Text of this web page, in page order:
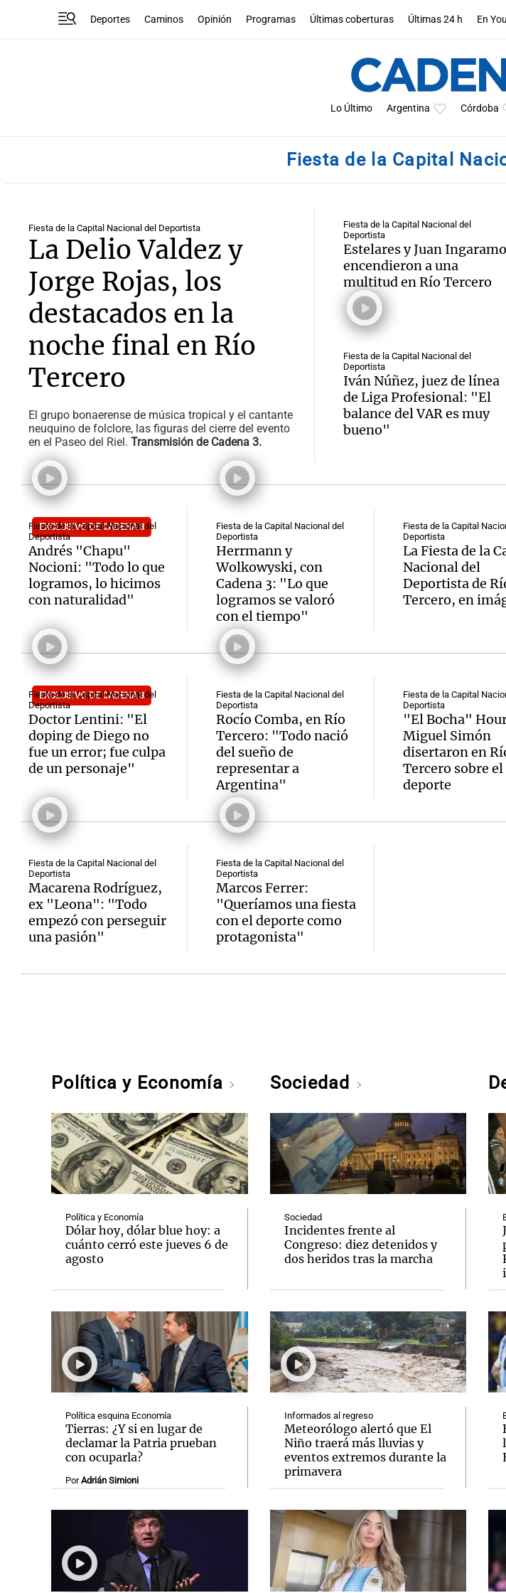
Deportes Caminos Opinión Programas Últimas coberturas Últimas 24 h En
Lo Último Argentina Córdoba
Fiesta de la Capital
Fiesta de la Capital Nacional del Deportista
La Delio Valdez y
Jorge Rojas, los
destacados en la
noche final en Río
Tercero
El grupo bonaerense de música tropical y el cantante
neuquino de folclore, las figuras del cierre del evento
en el Paseo del Riel. Transmisión de Cadena 3.
Fiesta de la Capital Nacional del
Deportista
Estelares y Juan Ingaramo
encendieron a una
multitud en Río Tercero
Fiesta de la Capital Nacional del
Deportista
Iván Núñez, juez de línea
de Liga Profesional: "El
balance del VAR es muy
bueno"
EXCLUSIVO DE CADENA 3
Fiesta de la Capital Nacional del
Deportista
Andrés "Chapu"
Nocioni: "Todo lo que
logramos, lo hicimos
con naturalidad"
Fiesta de la Capital Nacional del
Deportista
Herrmann y
Wolkowyski, con
Cadena 3: "Lo que
logramos se valoró
con el tiempo"
Fiesta de la Capital
Deportista
La Fiesta de la
Nacional del
Deportista de
Tercero, en
EXCLUSIVO DE CADENA 3
Fiesta de la Capital Nacional del
Deportista
Doctor Lentini: "El
doping de Diego no
fue un error; fue culpa
de un personaje"
Fiesta de la Capital Nacional del
Deportista
Rocío Comba, en Río
Tercero: "Todo nació
del sueño de
representar a
Argentina"
Fiesta de la Capital
Deportista
"El Bocha"
Miguel Simón
disertaron en
Tercero sobre el
deporte
Fiesta de la Capital Nacional del
Deportista
Macarena Rodríguez,
ex "Leona": "Todo
empezó con perseguir
una pasión"
Fiesta de la Capital Nacional del
Deportista
Marcos Ferrer:
"Queríamos una fiesta
con el deporte como
protagonista"
Política y Economía
Política y Economía
Dólar hoy, dólar blue hoy: a
cuánto cerró este jueves 6 de
agosto
Política esquina Economía
Tierras: ¿Y si en lugar de
declamar la Patria prueban
con ocuparla?
PorAdrián Simioni
Sociedad
Sociedad
Incidentes frente al
Congreso: diez detenidos y
dos heridos tras la marcha
Informados al regreso
Meteorólogo alertó que El
Niño traerá más lluvias y
eventos extremos durante la
primavera
Notas
Editorial Mundial 2026
Notas Notas
El huracán de